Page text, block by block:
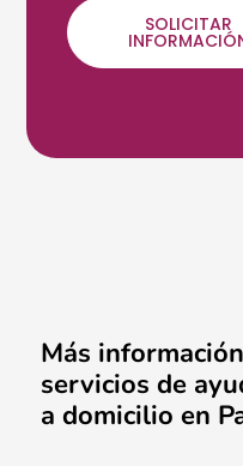
SOLICITAR
Más
servicios de
a domicilio en